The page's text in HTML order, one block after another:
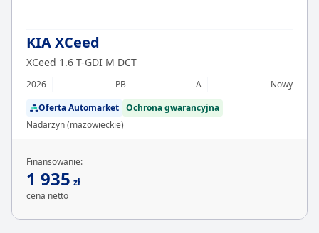
KIA XCeed
XCeed 1.6 T-GDI M DCT
2026 PB A
Nowy
Oferta Automarket Ochrona gwarancyjna
Nadarzyn (mazowieckie)
Finansowanie:
1 935 zł
cena netto